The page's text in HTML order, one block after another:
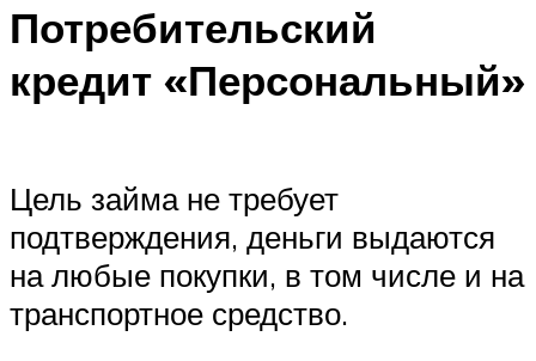
Потребительский
кредит «Персональный»
Цель займа не требует
подтверждения, деньги выдаются
на любые покупки, в том числе и на
транспортное средство.